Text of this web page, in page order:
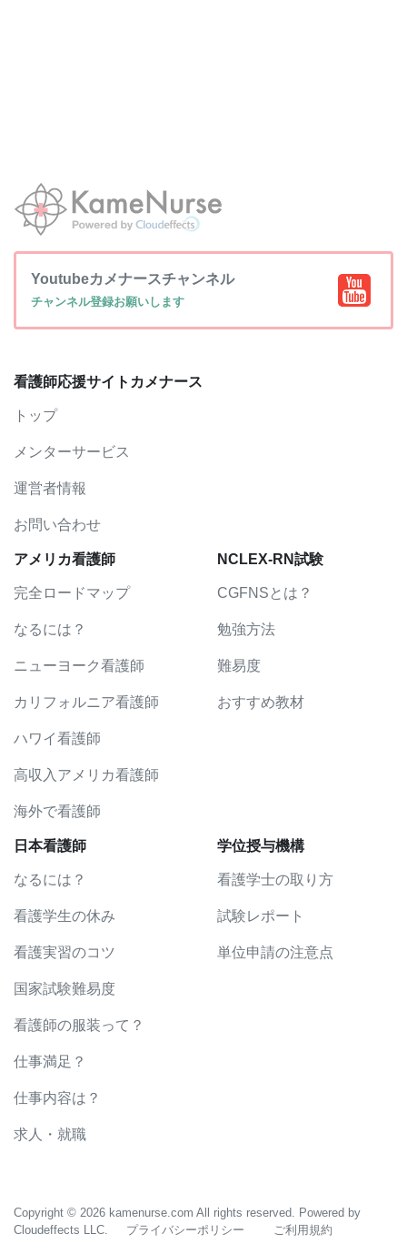
Youtubeカメナースチャンネル
チャンネル登録お願いします
看護師応援サイトカメナース
トップ
メンターサービス
運営者情報
お問い合わせ
アメリカ看護師
完全ロードマップ
なるには？
ニューヨーク看護師
カリフォルニア看護師
ハワイ看護師
高収入アメリカ看護師
海外で看護師
NCLEX-RN試験
CGFNSとは？
勉強方法
難易度
おすすめ教材
日本看護師
なるには？
看護学生の休み
看護実習のコツ
国家試験難易度
看護師の服装って？
仕事満足？
仕事内容は？
求人・就職
学位授与機構
看護学士の取り方
試験レポート
単位申請の注意点
Copyright © 2026 kamenurse.com All rights reserved. Powered by
Cloudeffects LLC.
プライバシーポリシー ご利用規約